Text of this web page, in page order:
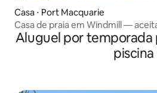
Casa ⋅ Port Macquarie
Casa de praia em Windmill —
estimação
Aluguel por
piscina